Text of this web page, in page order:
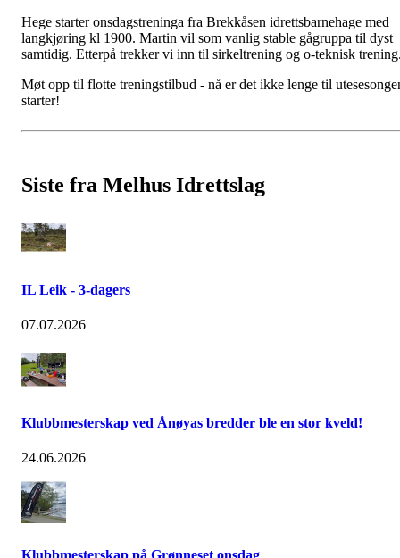
Hege starter onsdagstreninga fra Brekkåsen idrettsbarnehage med
langkjøring kl 1900. Martin vil som vanlig stable gågruppa til dyst
samtidig. Etterpå trekker vi inn til sirkeltrening og o-teknisk
Møt opp til flotte treningstilbud - nå er det ikke lenge til
starter!
Siste fra Melhus Idrettslag
IL Leik - 3-dagers
07.07.2026
Klubbmesterskap ved Ånøyas bredder ble en stor kveld!
24.06.2026